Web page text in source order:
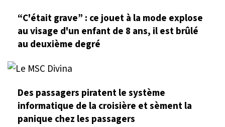
“C'était grave” : ce jouet à la mode explose
au visage d'un enfant de 8 ans, il est brûlé
au deuxième degré
Des passagers piratent le système
informatique de la croisière et sèment la
panique chez les passagers